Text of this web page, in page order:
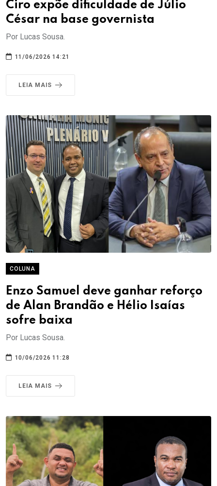
Ciro expõe dificuldade de Júlio
César na base governista
Por Lucas Sousa.
11/06/2026 14:21
LEIA MAIS
COLUNA
Enzo Samuel deve ganhar reforço
de Alan Brandão e Hélio Isaías
sofre baixa
Por Lucas Sousa.
10/06/2026 11:28
LEIA MAIS